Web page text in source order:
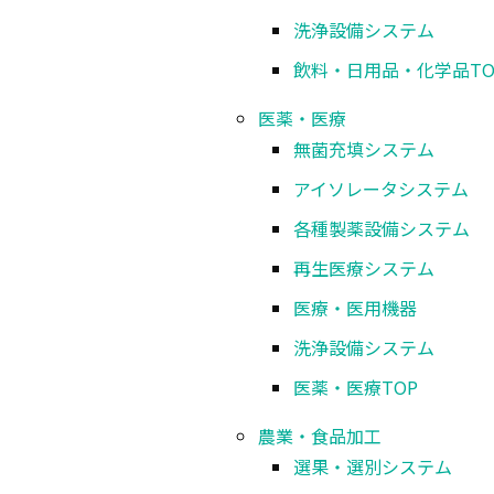
洗浄設備システム
飲料・日用品・化学品
医薬・医療
無菌充填システム
アイソレータシステム
各種製薬設備システム
再生医療システム
医療・医用機器
洗浄設備システム
医薬・医療TOP
農業・食品加工
選果・選別システム